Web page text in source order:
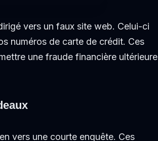
vers un faux site web. Celui-ci
numéros de carte de crédit. Ces
une fraude financière ultérieure
vers une courte enquête. Ces